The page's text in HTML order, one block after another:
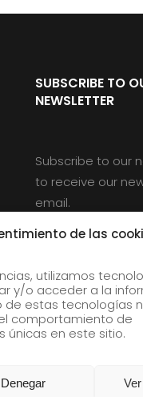
de las
utilizamos
y/o acceder a la
de estas tecnologías
comportamiento de
únicas en este sitio.
Denegar
SUBSCRIBE TO
NEWSLETTER
Subscribe to our
to receive our
email.